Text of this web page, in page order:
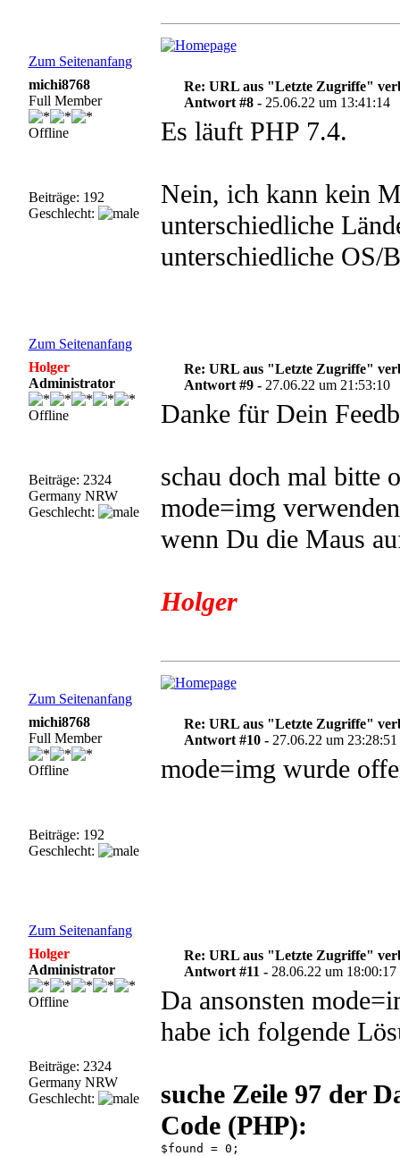
Zum Seitenanfang
michi8768
Full Member
Offline
Beiträge: 192
Geschlecht:
Re: URL aus "Letzte Zugriffe"
Antwort #8 - 25.06.22 um 13:41:14
Es läuft PHP 7.4.
Nein, ich kann kein
unterschiedliche
unterschiedliche OS/
Zum Seitenanfang
Holger
Administrator
Offline
Beiträge: 2324
Germany NRW
Geschlecht:
Re: URL aus "Letzte Zugriffe"
Antwort #9 - 27.06.22 um 21:53:10
Danke für Dein
schau doch mal bitte
mode=img
wenn Du die Maus
Holger
Zum Seitenanfang
michi8768
Full Member
Offline
Beiträge: 192
Geschlecht:
Re: URL aus "Letzte Zugriffe"
Antwort #10 - 27.06.22 um 23:28:51
mode=img wurde
Zum Seitenanfang
Holger
Administrator
Offline
Beiträge: 2324
Germany NRW
Geschlecht:
Re: URL aus "Letzte Zugriffe"
Antwort #11 - 28.06.22 um 18:00:17
Da ansonsten
habe ich folgende
suche Zeile 97 der
Code (PHP):
$found = 0;